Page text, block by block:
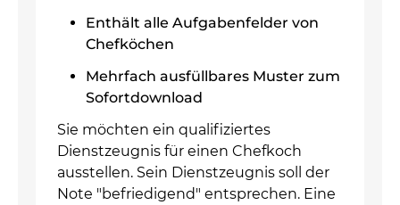
Enthält alle Aufgabenfelder von
Chefköchen
Mehrfach ausfüllbares Muster zum
Sofortdownload
Sie möchten ein qualifiziertes
Dienstzeugnis für einen Chefkoch
ausstellen. Sein Dienstzeugnis soll der
Note "befriedigend" entsprechen. Eine